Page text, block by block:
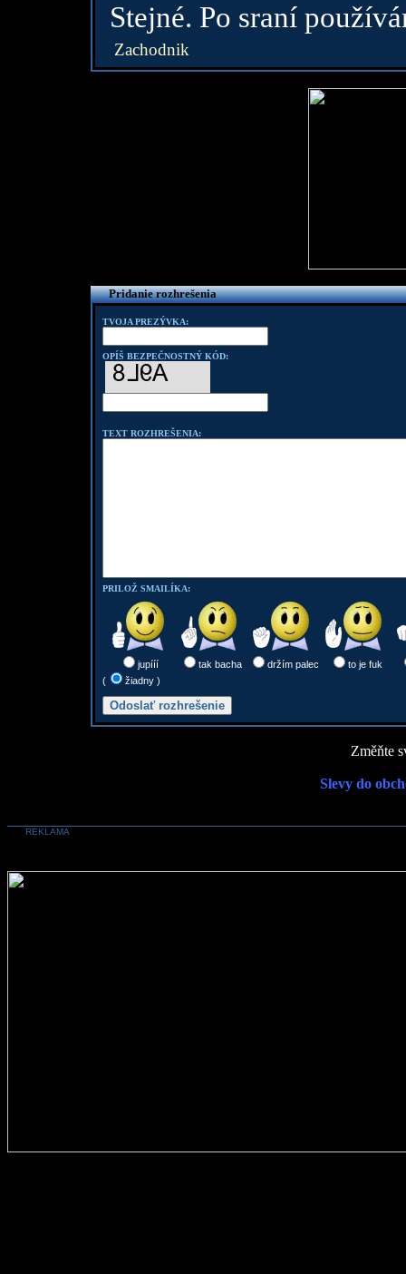
Stejné. Po sraní
Zachodnik
Pridanie rozhrešenia
TVOJA PREZÝVKA:
OPÍŠ BEZPEČNOSTNÝ KÓD:
TEXT ROZHREŠENIA:
PRILOŽ SMAILÍKA:
jupííí tak bacha držím palec
to je fuk
(
žiadny )
Změňte
Slevy do
REKLAMA